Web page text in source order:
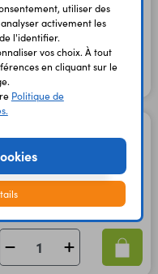
8,25 € HT
utiliser des
activement les
l'identifier.
vos choix. À tout
en cliquant sur le
Politique de